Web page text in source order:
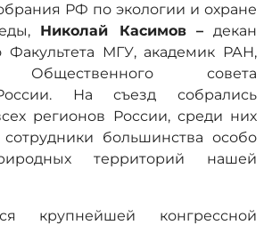
РФ по экологии и охране
Николай Касимов –декан
Факультета МГУ, академик РАН,
Общественного совета
На съезд собрались
регионов России, среди них
большинства особо
территорий нашей
крупнейшей конгрессной